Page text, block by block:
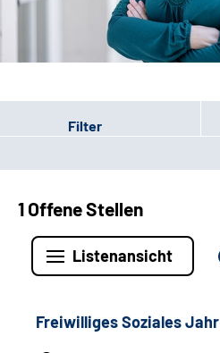
Gebärdensprache
Patienten-Login
Filter
1 Offene Stellen
Listenansicht
Freiwilliges Soziales Jahr